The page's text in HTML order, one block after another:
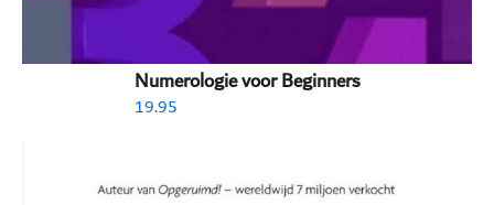
Numerologie voor Beginners
19.95